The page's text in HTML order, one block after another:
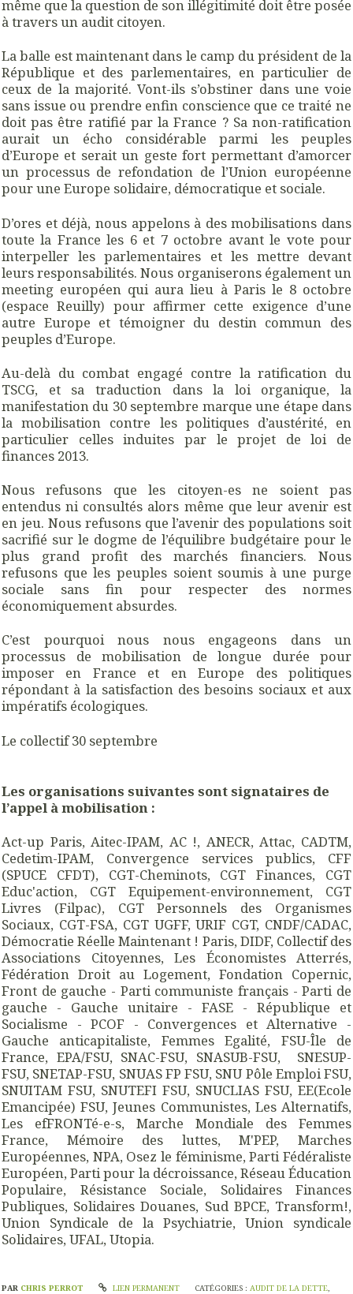
même que la question de son illégitimité doit être posée
à travers un audit citoyen.
La balle est maintenant dans le camp du président de la
République et des parlementaires, en particulier de
ceux de la majorité. Vont-ils s’obstiner dans une voie
sans issue ou prendre enfin conscience que ce traité ne
doit pas être ratifié par la France ? Sa non-ratification
aurait un écho considérable parmi les peuples
d’Europe et serait un geste fort permettant d’amorcer
un processus de refondation de l’Union européenne
pour une Europe solidaire, démocratique et sociale.
D’ores et déjà, nous appelons à des mobilisations dans
toute la France les 6 et 7 octobre avant le vote pour
interpeller les parlementaires et les mettre devant
leurs responsabilités. Nous organiserons également un
meeting européen qui aura lieu à Paris le 8 octobre
(espace Reuilly) pour affirmer cette exigence d’une
autre Europe et témoigner du destin commun des
peuples d’Europe.
Au-delà du combat engagé contre la ratification du
TSCG, et sa traduction dans la loi organique, la
manifestation du 30 septembre marque une étape dans
la mobilisation contre les politiques d’austérité, en
particulier celles induites par le projet de loi de
finances 2013.
Nous refusons que les citoyen-es ne soient pas
entendus ni consultés alors même que leur avenir est
en jeu. Nous refusons que l’avenir des populations soit
sacrifié sur le dogme de l’équilibre budgétaire pour le
plus grand profit des marchés financiers. Nous
refusons que les peuples soient soumis à une purge
sociale sans fin pour respecter des normes
économiquement absurdes.
C’est pourquoi nous nous engageons dans un
processus de mobilisation de longue durée pour
imposer en France et en Europe des politiques
répondant à la satisfaction des besoins sociaux et aux
impératifs écologiques.
Le collectif 30 septembre
Les organisations suivantes sont signataires de
l’appel à mobilisation :
Act-up Paris, Aitec-IPAM, AC !, ANECR, Attac, CADTM,
Cedetim-IPAM, Convergence services publics, CFF
(SPUCE CFDT), CGT-Cheminots, CGT Finances, CGT
Educ'action, CGT Equipement-environnement, CGT
Livres (Filpac), CGT Personnels des Organismes
Sociaux, CGT-FSA, CGT UGFF, URIF CGT, CNDF/CADAC,
Démocratie Réelle Maintenant ! Paris, DIDF, Collectif des
Associations Citoyennes, Les Économistes Atterrés,
Fédération Droit au Logement, Fondation Copernic,
Front de gauche - Parti communiste français - Parti de
gauche - Gauche unitaire - FASE - République et
Socialisme - PCOF - Convergences et Alternative -
Gauche anticapitaliste, Femmes Egalité, FSU-Île de
France, EPA/FSU, SNAC-FSU, SNASUB-FSU, SNESUP-
FSU, SNETAP-FSU, SNUAS FP FSU, SNU Pôle Emploi FSU,
SNUITAM FSU, SNUTEFI FSU, SNUCLIAS FSU, EE(Ecole
Emancipée) FSU, Jeunes Communistes, Les Alternatifs,
Les efFRONTé-e-s, Marche Mondiale des Femmes
France, Mémoire des luttes, M'PEP, Marches
Européennes, NPA, Osez le féminisme, Parti Fédéraliste
Européen, Parti pour la décroissance, Réseau Éducation
Populaire, Résistance Sociale, Solidaires Finances
Publiques, Solidaires Douanes, Sud BPCE, Transform!,
Union Syndicale de la Psychiatrie, Union syndicale
Solidaires, UFAL, Utopia.
PAR CHRIS PERROT LIEN PERMANENT CATÉGORIES : AUDIT DE LA DETTE